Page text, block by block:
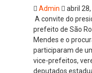
Admin
abril
A convite do
prefeito de São
Mendes e o
participaram de
vice-prefeitos,
deputados